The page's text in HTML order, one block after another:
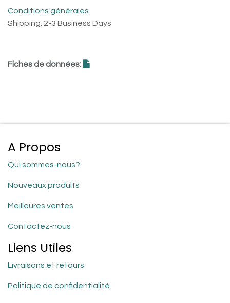
Conditions générales
Shipping: 2-3 Business Days
Fiches de données:
A Propos
Qui sommes-nous?
Nouveaux produits
Meilleures ventes
Contactez-nous
Liens Utiles
Livraisons et retours
Politique de confidentialité